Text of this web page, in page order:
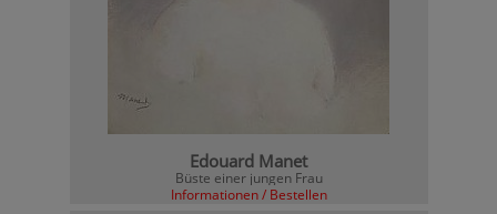
Edouard Manet
Büste einer jungen Frau
Informationen / Bestellen